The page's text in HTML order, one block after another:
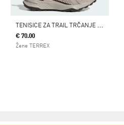
T
ENISICE ZA TRAIL TRČANJE TRACEFINDER
€ 70.00
Žene TERREX